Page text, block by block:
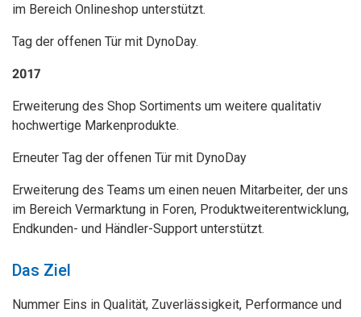
im Bereich Onlineshop unterstützt.
Tag der offenen Tür mit DynoDay.
2017
Erweiterung des Shop Sortiments um weitere qualitativ
hochwertige Markenprodukte.
Erneuter Tag der offenen Tür mit DynoDay
Erweiterung des Teams um einen neuen Mitarbeiter, der uns
im Bereich Vermarktung in Foren, Produktweiterentwicklung,
Endkunden- und Händler-Support unterstützt.
Das Ziel
Nummer Eins in Qualität, Zuverlässigkeit, Performance und